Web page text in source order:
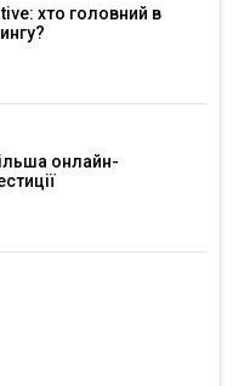
хто головний в
онлайн-